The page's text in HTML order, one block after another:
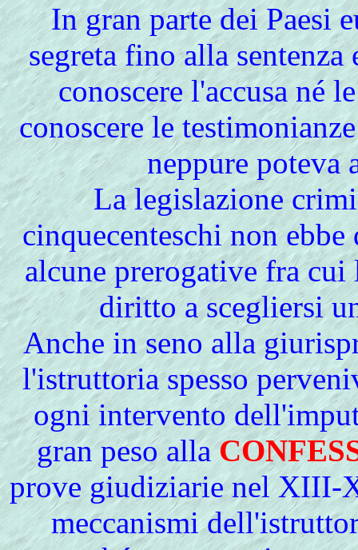
Ingran parte dei Paesi
segreta fino alla
conoscere l'accusa né
conoscere le
neppure poteva
La legislazione
cinquecenteschi non
alcune prerogative fra
diritto a scegliersi
Anchein seno alla
l'istruttoria spesso
ogni intervento
gran peso alla
prove giudiziarienelXIII-
meccanismi